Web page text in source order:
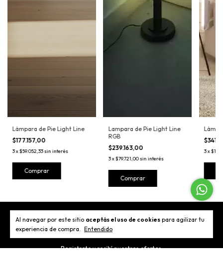
Al navegar por este sitio aceptás el uso de cookies para agilizar tu
experiencia de compra. Entendido
Lámpara de Pie Light Line
$177.157,00
3x$59.052,33sin interés
Comprar
Lampara de Pie Light Line
RGB
$239.163,00
3x$79.721,00sin interés
Comprar
3x
Newsletter
Registrate y recibí nuestras ofertas.